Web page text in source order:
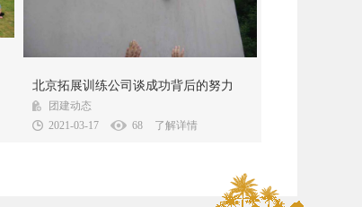
北京拓展训练公司 的培训目的告诉我们，成功
是来自坚持不懈的努力。每个人的成功，都...
北京拓展训练公司谈成功背后的努力
团建动态
2021-03-17
68 了解详情